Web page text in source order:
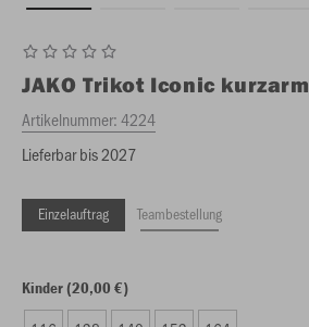
JAKO Trikot Iconic kurzarm
Artikelnummer:4224
Lieferbar bis 2027
Einzelauftrag Teambestellung
Kinder (20,00 €)